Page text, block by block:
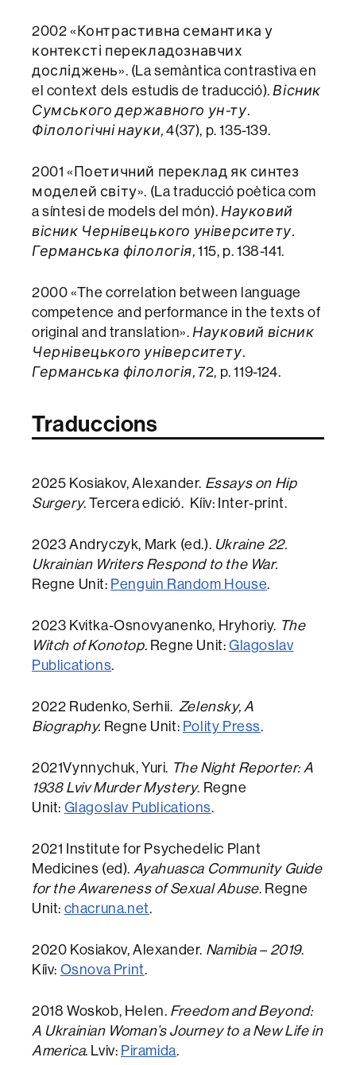
2002 «Контрастивна семантика у
контексті перекладознавчих
досліджень». (La semàntica contrastiva en
el context dels estudis de traducció).Вісник
Сумського державного ун-ту.
Філологічні науки,4(37), p. 135-139.
2001 «Поетичний переклад як синтез
моделей світу». (La traducció poètica com
a síntesi de models del món).Науковий
вісник Чернівецького університету.
Германська філологія,115, p. 138-141.
2000 «The correlation between language
competence and performance in the texts of
original and translation».Науковий вісник
Чернівецького університету.
Германська філологія,72, p. 119-124.
Traduccions
2025 Kosiakov, Alexander. Essays on Hip
Surgery. Tercera edició. Kíiv: Inter-print.
2023 Andryczyk, Mark (ed.). Ukraine 22.
Ukrainian Writers Respond to the War.
Regne Unit: Penguin Random House.
2023 Kvitka-Osnovyanenko, Hryhoriy. The
Witch of Konotop. Regne Unit:Glagoslav
Publications.
2022 Rudenko, Serhii. Zelensky, A
Biography. Regne Unit: Polity Press.
2021Vynnychuk, Yuri. The Night Reporter: A
1938 Lviv Murder Mystery. Regne
Unit: Glagoslav Publications.
2021 Institute for Psychedelic Plant
Medicines (ed). Ayahuasca Community Guide
for the Awareness of Sexual Abuse. Regne
Unit: chacruna.net.
2020 Kosiakov, Alexander. Namibia – 2019.
Kíiv: Osnova Print.
2018 Woskob, Helen. Freedom and Beyond:
A Ukrainian Woman’s Journey to a New Life in
America. Lviv: Piramida.